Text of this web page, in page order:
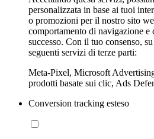
personalizzata in base ai tuoi
o promozioni per il nostro sito
comportamento di navigazione
successo. Con il tuo consenso,
seguenti servizi di terze parti:
Meta-Pixel, Microsoft
prodotti basate sui clic, Ads
Conversion tracking esteso